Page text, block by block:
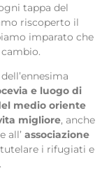
tappa del
riscoperto il
imparato che
e luogo di
medio oriente
migliore, anche
all’ associazione
tutelare i rifugiati e